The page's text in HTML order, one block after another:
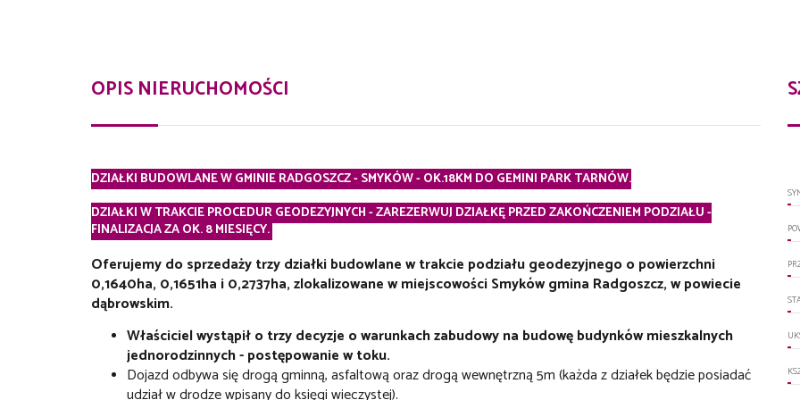
OPIS NIERUCHOMOŚCI
DZIAŁKI BUDOWLANE W GMINIE RADGOSZCZ - SMYKÓW - OK.18KM DO GEMINI PARK TARNÓW.
DZIAŁKI W TRAKCIE PROCEDUR GEODEZYJNYCH - ZAREZERWUJ DZIAŁKĘ PRZED ZAKOŃCZENIEM PODZIAŁU -
FINALIZACJA ZA OK. 8 MIESIĘCY.
Oferujemy do sprzedaży trzy działki budowlane w trakcie podziału geodezyjnego o powierzchni
0,1640ha, 0,1651ha i 0,2737ha, zlokalizowane w miejscowości Smyków gmina Radgoszcz, w powiecie
dąbrowskim.
Właściciel wystąpił o trzy decyzje o warunkach zabudowy na budowę budynków mieszkalnych
jednorodzinnych - postępowanie w toku.
Dojazd odbywa się drogą gminną, asfaltową oraz drogą wewnętrzną 5m (każda z działek będzie posiadać
udział w drodze wpisany do księgi wieczystej).